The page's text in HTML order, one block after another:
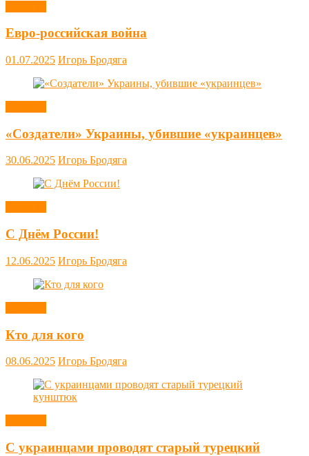
Евро-российская война
01.07.2025 Игорь Бродяга
«Создатели» Украины, убившие «украинцев»
30.06.2025 Игорь Бродяга
С Днём России!
12.06.2025 Игорь Бродяга
Кто для кого
08.06.2025 Игорь Бродяга
С украинцами проводят старый турецкий